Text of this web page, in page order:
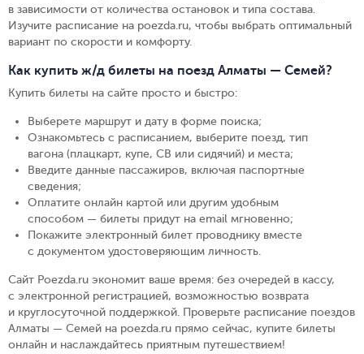
в зависимости от количества остановок и типа состава.
Изучите расписание на poezda.ru, чтобы выбрать оптимальный
вариант по скорости и комфорту.
Как купить ж/д билеты на поезд Алматы — Семей?
Купить билеты на сайте просто и быстро:
Выберете маршрут и дату в форме поиска;
Ознакомьтесь с расписанием, выберите поезд, тип
вагона (плацкарт, купе, СВ или сидячий) и места;
Введите данные пассажиров, включая паспортные
сведения;
Оплатите онлайн картой или другим удобным
способом — билеты придут на email мгновенно;
Покажите электронный билет проводнику вместе
с документом удостоверяющим личность.
Сайт Poezda.ru экономит ваше время: без очередей в кассу,
с электронной регистрацией, возможностью возврата
и круглосуточной поддержкой. Проверьте расписание поездов
Алматы — Семей на poezda.ru прямо сейчас, купите билеты
онлайн и наслаждайтесь приятным путешествием!